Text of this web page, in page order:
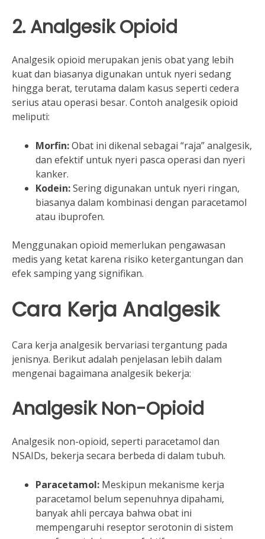
2. Analgesik Opioid
Analgesik opioid merupakan jenis obat yang lebih
kuat dan biasanya digunakan untuk nyeri sedang
hingga berat, terutama dalam kasus seperti cedera
serius atau operasi besar. Contoh analgesik opioid
meliputi:
Morfin:Obat ini dikenal sebagai “raja” analgesik,
dan efektif untuk nyeri pasca operasi dan nyeri
kanker.
Kodein:Sering digunakan untuk nyeri ringan,
biasanya dalam kombinasi dengan paracetamol
atau ibuprofen.
Menggunakan opioid memerlukan pengawasan
medis yang ketat karena risiko ketergantungan dan
efek samping yang signifikan.
Cara Kerja Analgesik
Cara kerja analgesik bervariasi tergantung pada
jenisnya. Berikut adalah penjelasan lebih dalam
mengenai bagaimana analgesik bekerja:
Analgesik Non-Opioid
Analgesik non-opioid, seperti paracetamol dan
NSAIDs, bekerja secara berbeda di dalam tubuh.
Paracetamol: Meskipun mekanisme kerja
paracetamol belum sepenuhnya dipahami,
banyak ahli percaya bahwa obat ini
mempengaruhi reseptor serotonin di sistem